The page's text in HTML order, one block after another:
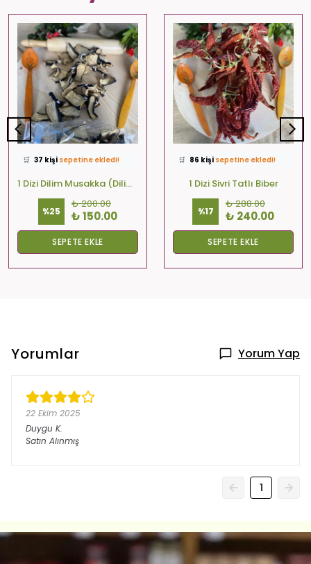
⭐️ Bu ürünü572 kişi favoriledi!
🛒 37 kişisepetine ekledi!
✅ Bugün 32 adetsatıldı
yapılıyor! 1 Dizi Dilim Musakka (Dilim-Kare-Yuvarlak)
%25
₺ 200.00
₺ 150.00
SEPETE EKLE
⭐️ Bu ürünü499 kişi favoriledi!
🛒 86 kişisepetine ekledi!
✅ Bugün 23 adetsatıldı
1 Dizi Sivri Tatlı Biber
%17
₺ 288.00
₺ 240.00
SEPETE EKLE
Yorumlar Yorum Yap
22 Ekim 2025
Duygu K.
Satın Alınmış
1